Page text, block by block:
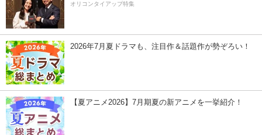
オリコンタイアップ特集
2026年7月夏ドラマも、注目作＆話題作が勢ぞろい！
【夏アニメ2026】7月期夏の新アニメを一挙紹介！